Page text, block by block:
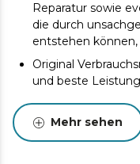
Reparatur sowie
die durch
entstehen
Original
und beste
Mehr sehen